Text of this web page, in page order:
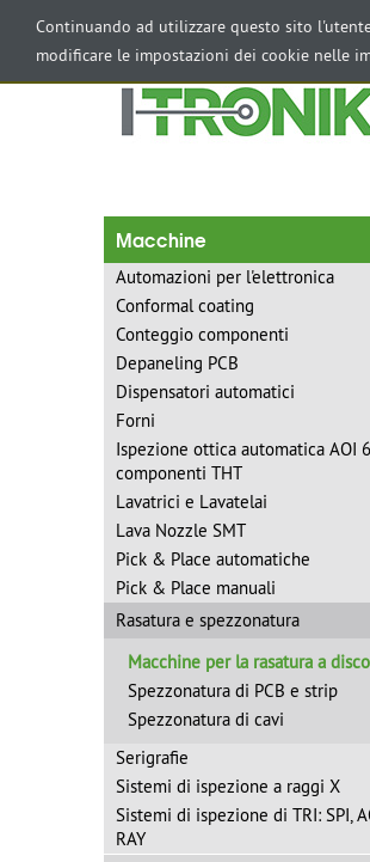
Macchine
Automazioni per l'elettronica
Conformal coating
Conteggio componenti
Depaneling PCB
Dispensatori automatici
Forni
Ispezione ottica automatica AOI
componenti THT
Lavatrici e Lavatelai
Lava Nozzle SMT
Pick & Place automatiche
Pick & Place manuali
Rasatura e spezzonatura
Macchine per la rasatura a disco
Spezzonatura di PCB e strip
Spezzonatura di cavi
Serigrafie
Sistemi di ispezione a raggi X
Sistemi di ispezione di TRI: SPI,
RAY
Continuando ad utilizzare questo sito
modificare le impostazioni dei cookie nelle